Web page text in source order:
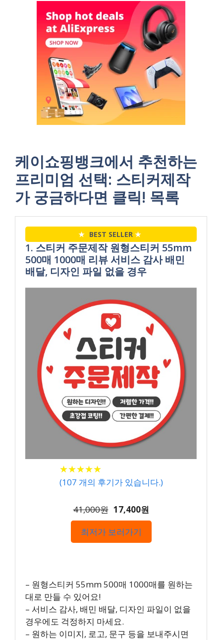
케이쇼핑뱅크에서 추천하는
프리미엄 선택: 스티커제작
가 궁금하다면 클릭! 목록
★ BEST SELLER ★
1. 스티커 주문제작 원형스티커 55mm
500매 1000매 리뷰 서비스 감사 배민
배달, 디자인 파일 없을 경우
★★★★★
★★★★★
(107 개의 후기가 있습니다.)
41,000원 17,400원
최저가 보러가기
– 원형스티커 55mm 500매 1000매를 원하는
대로 만들 수 있어요!
– 서비스 감사, 배민 배달, 디자인 파일이 없을
경우에도 걱정하지 마세요.
– 원하는 이미지, 로고, 문구 등을 보내주시면